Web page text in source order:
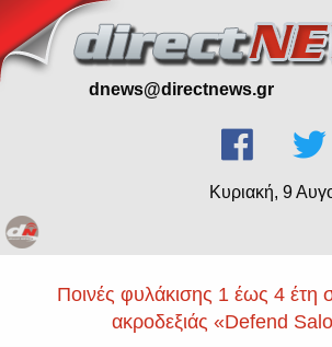
dnews@directnews.gr
Κυριακή, 9
Ποινές φυλάκισης 1 έως 4 έτη
ακροδεξιάς «Defend